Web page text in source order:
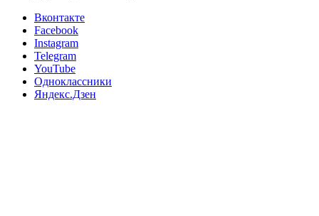
Вконтакте
Facebook
Instagram
Telegram
YouTube
Одноклассники
Яндекс.Дзен